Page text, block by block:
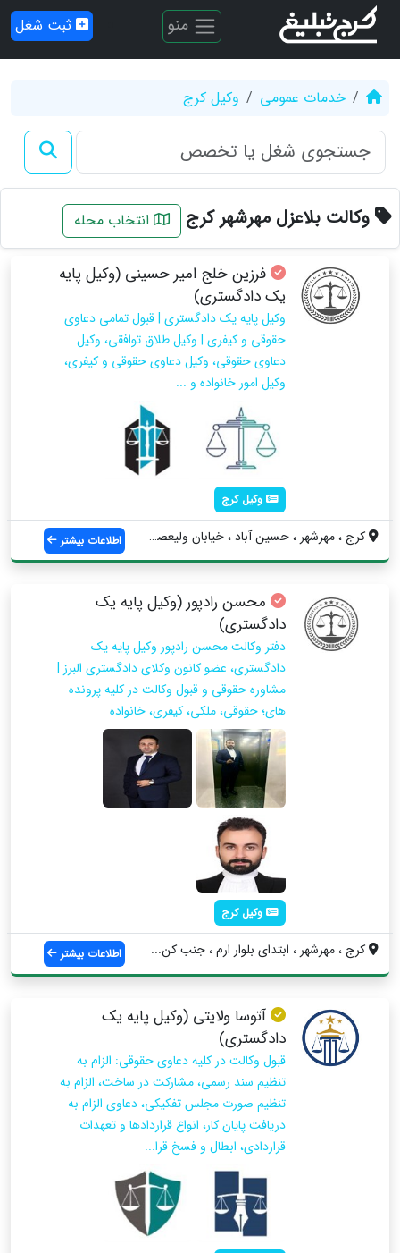
منو ثبت شغل
خدمات عمومی وکیل کرج
وکالت بلاعزل مهرشهر کرج انتخاب محله
فرزین خلج امیر حسینی (وکیل پایه
یک دادگستری)
وکیل پایه یک دادگستری | قبول تمامی دعاوی
حقوقی و کیفری | وکیل طلاق توافقی، وکیل
دعاوی حقوقی، وکیل دعاوی حقوقی و کیفری،
وکیل امور خانواده و ...
وکیل کرج
کرج ، مهرشهر ، حسین آباد ، خیابان ولیعصر... اطلاعات بیشتر
محسن رادپور (وکیل پایه یک
دادگستری)
دفتر وکالت محسن رادپور وکیل پایه یک
دادگستری، عضو کانون وکلای دادگستری البرز |
مشاوره حقوقی و قبول وکالت در کلیه پرونده
های؛ حقوقی، ملکی، کیفری، خانواده
وکیل کرج
کرج ، مهرشهر ، ابتدای بلوار ارم ، جنب کن... اطلاعات بیشتر
آتوسا ولایتی (وکیل پایه یک
دادگستری)
قبول وكالت در كليه دعاوی حقوقی: الزام به
تنظیم سند رسمی، مشارکت در ساخت، الزام به
تنظیم صورت مجلس تفکیکی، دعاوی الزام به
دریافت پایان کار، انواع قراردادها و تعهدات
قراردادی، ابطال و فسخ قرا...